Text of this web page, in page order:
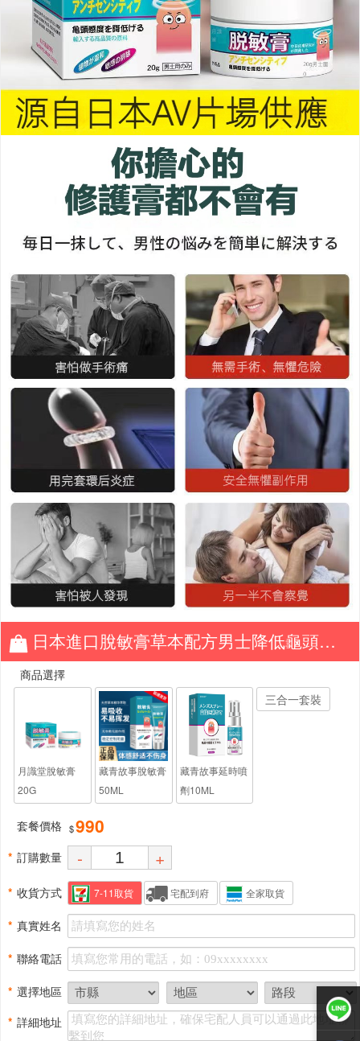
日本進口脫敏膏草本配方男士降低龜頭敏感度改善早射保健護理膏延時24小時硬舉到天亮
商品選擇
月識堂脫敏膏
20G
藏青故事脫敏膏
50ML
藏青故事延時噴
劑10ML
三合一套裝
套餐價格 $990
訂購數量
* - +
收貨方式
* 7-11取貨 宅配到府 全家取貨
真實姓名
*
聯絡電話
*
選擇地區
*
詳細地址
*